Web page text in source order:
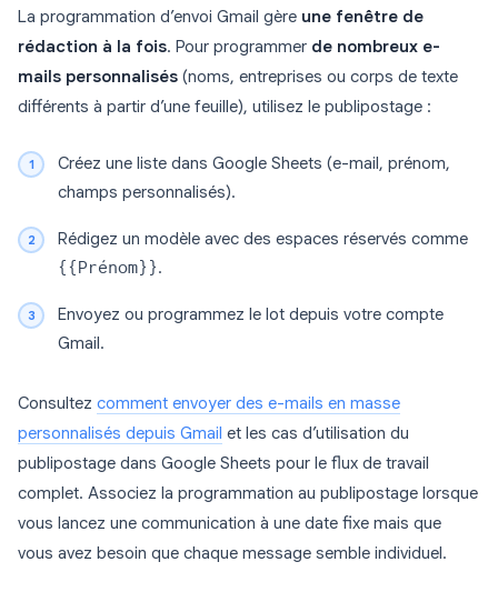
La programmation d’envoi Gmail gère une fenêtre de
rédaction à la fois. Pour programmer de nombreux e-
mails personnalisés (noms, entreprises ou corps de texte
différents à partir d’une feuille), utilisez le publipostage :
Créez une liste dans Google Sheets (e-mail, prénom,
champs personnalisés).
Rédigez un modèle avec des espaces réservés comme
{{Prénom}}.
Envoyez ou programmez le lot depuis votre compte
Gmail.
Consultez comment envoyer des e-mails en masse
personnalisés depuis Gmail et les cas d’utilisation du
publipostage dans Google Sheets pour le flux de travail
complet. Associez la programmation au publipostage lorsque
vous lancez une communication à une date fixe mais que
vous avez besoin que chaque message semble individuel.